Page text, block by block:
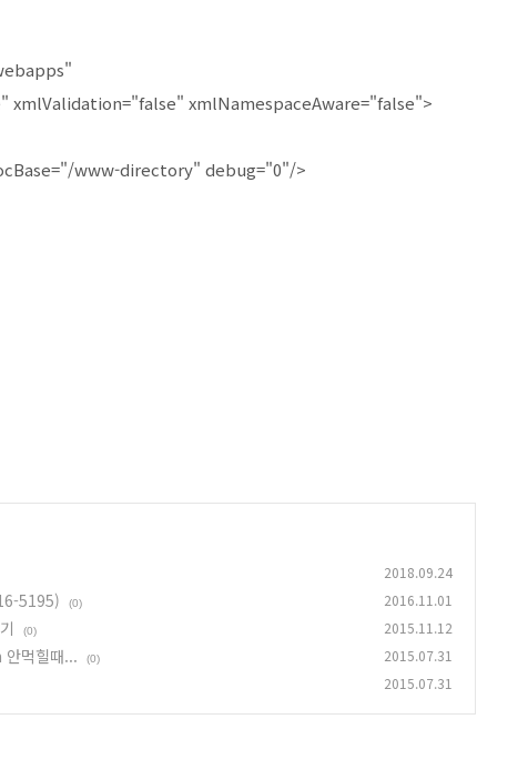
xmlNamespaceAware="false">
www-directory" debug="0"/>
2018.09.24
5195) (0) 2016.11.01
(0) 2015.11.12
먹힐때... (0) 2015.07.31
2015.07.31